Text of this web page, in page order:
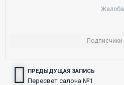
Жалоба
Подписчики
ПРЕДЫДУЩАЯ ЗАПИСЬ
Пересвет салона №1